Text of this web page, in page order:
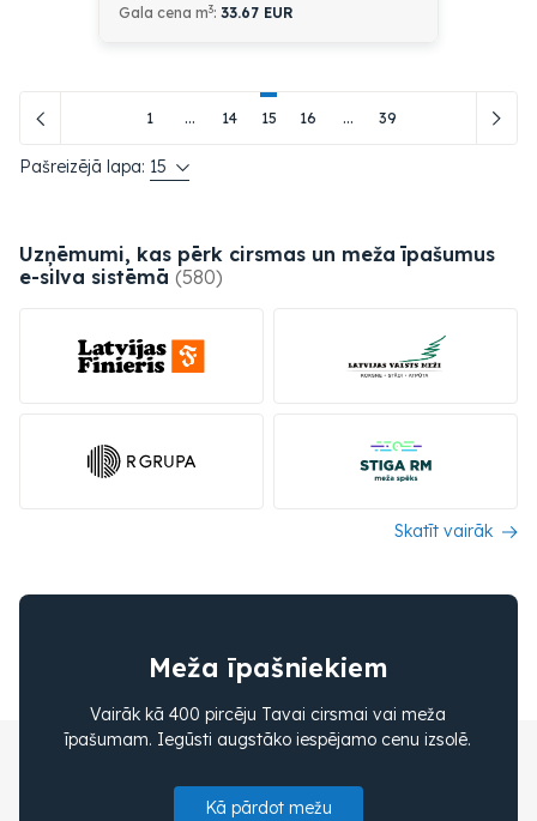
Gala cena m3: 33.67 EUR
1 ... 14 15 16 ... 39
Pašreizējā lapa: 15
Uzņēmumi, kas pērk cirsmas un meža īpašumus
e-silva sistēmā (580)
Skatīt vairāk
Meža īpašniekiem
Vairāk kā 400 pircēju Tavai cirsmai vai meža
īpašumam. Iegūsti augstāko iespējamo cenu izsolē.
Kā pārdot mežu